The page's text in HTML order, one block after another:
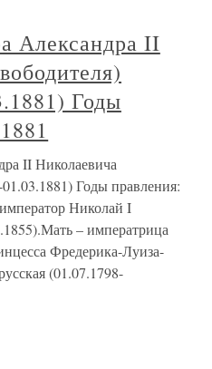
Александра II
Годы
II Николаевича
Годы правления:
Николай I
– императрица
Фредерика-Луиза-
(01.07.1798-